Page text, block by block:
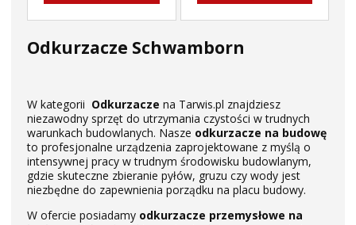
Odkurzacze Schwamborn
W kategorii Odkurzacze na Tarwis.pl znajdziesz
niezawodny sprzęt do utrzymania czystości w trudnych
warunkach budowlanych. Nasze odkurzacze na budowę
to profesjonalne urządzenia zaprojektowane z myślą o
intensywnej pracy w trudnym środowisku budowlanym,
gdzie skuteczne zbieranie pyłów, gruzu czy wody jest
niezbędne do zapewnienia porządku na placu budowy.
W ofercie posiadamy odkurzacze przemysłowe na